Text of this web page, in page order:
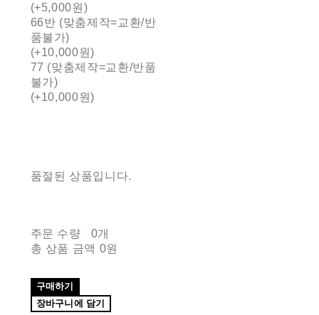
(+5,000원)
66반 (맞춤제작=교환/반
품불가)
(+10,000원)
77 (맞춤제작=교환/반품
불가)
(+10,000원)
품절된 상품입니다.
주문 수량
0개
총 상품 금액 0원
구매하기
장바구니에 담기